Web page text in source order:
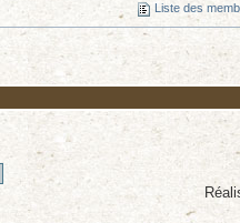
Liste des